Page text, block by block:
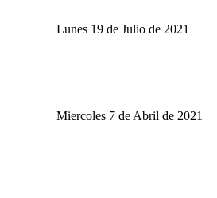
Lunes 19 de Julio de 2021
Miercoles 7 de Abril de 2021